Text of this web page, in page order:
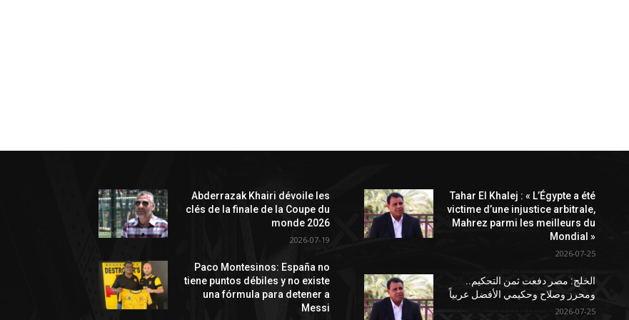
Abderrazak Khairi dévoile les
clés de la finale de la Coupe du
monde 2026
2026-07-19
Paco Montesinos: España no
tiene puntos débiles y no existe
una fórmula para detener a
Messi
Tahar El Khalej : « L’Égypte a été
victime d’une injustice arbitrale,
Mahrez parmi les meilleurs du
Mondial »
2026-07-25
الخلج: مصر دفعت ثمن التحكيم..
ومحرز وصلاح وحكيمي الأفضل عربياً
2026-07-25